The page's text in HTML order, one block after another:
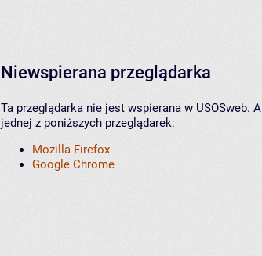
Niewspierana przeglądarka
Ta przeglądarka nie jest wspierana w USOSweb.
jednej z poniższych przeglądarek:
Mozilla Firefox
Google Chrome